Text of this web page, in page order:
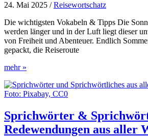
24. Mai 2025 /Reisewortschatz
Die wichtigsten Vokabeln & Tipps Die
werden länger und in der Luft liegt dieser
von Freiheit und Abenteuer. Endlich
gepackt, die Reiseroute
Sommer,
Sprachglück:
Deine
für
den
perfekten
mehr »
Sprichwörter &
Redewendungen aus aller